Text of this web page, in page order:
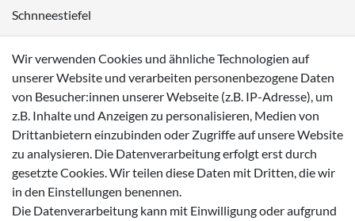
Schnneestiefel
Sneaker
Zahlungsmöglichkeiten
Wir verwenden Cookies und ähnliche Technologien auf
unserer Website und verarbeiten personenbezogene Daten
von Besucher:innen unserer Webseite (z.B. IP-Adresse), um
z.B. Inhalte und Anzeigen zu personalisieren, Medien von
Drittanbietern einzubinden oder Zugriffe auf unsere Website
zu analysieren. Die Datenverarbeitung erfolgt erst durch
gesetzte Cookies. Wir teilen diese Daten mit Dritten, die wir
in den Einstellungen benennen.
Die Datenverarbeitung kann mit Einwilligung oder aufgrund